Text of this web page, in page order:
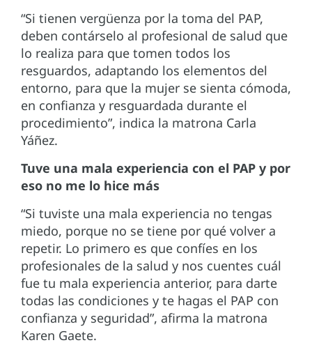
“Si tienen vergüenza por la toma del PAP,
deben contárselo al profesional de salud que
lo realiza para que tomen todos los
resguardos, adaptando los elementos del
entorno, para que la mujer se sienta cómoda,
en confianza y resguardada durante el
procedimiento”, indica la matrona Carla
Yáñez.
Tuve una mala experiencia con el PAP y por
eso no me lo hice más
“Si tuviste una mala experiencia no tengas
miedo, porque no se tiene por qué volver a
repetir. Lo primero es que confíes en los
profesionales de la salud y nos cuentes cuál
fue tu mala experiencia anterior, para darte
todas las condiciones y te hagas el PAP con
confianza y seguridad”, afirma la matrona
Karen Gaete.